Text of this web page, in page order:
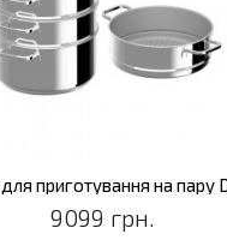
Набір для приготування на пару DiNA HELIX, діам. 28 см, 8,5 л, 5 пр.